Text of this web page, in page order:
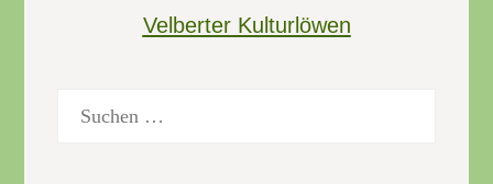
Velberter Kulturlöwen
nach: